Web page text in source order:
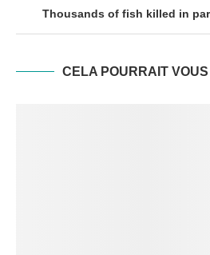
Thousands of fish killed in
CELA POURRAIT